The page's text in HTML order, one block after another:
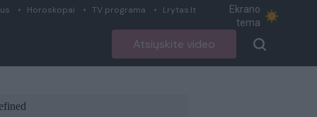
Horoskopai TV programa Lrytas.lt
Ekrano
tema
Atsiųskite video